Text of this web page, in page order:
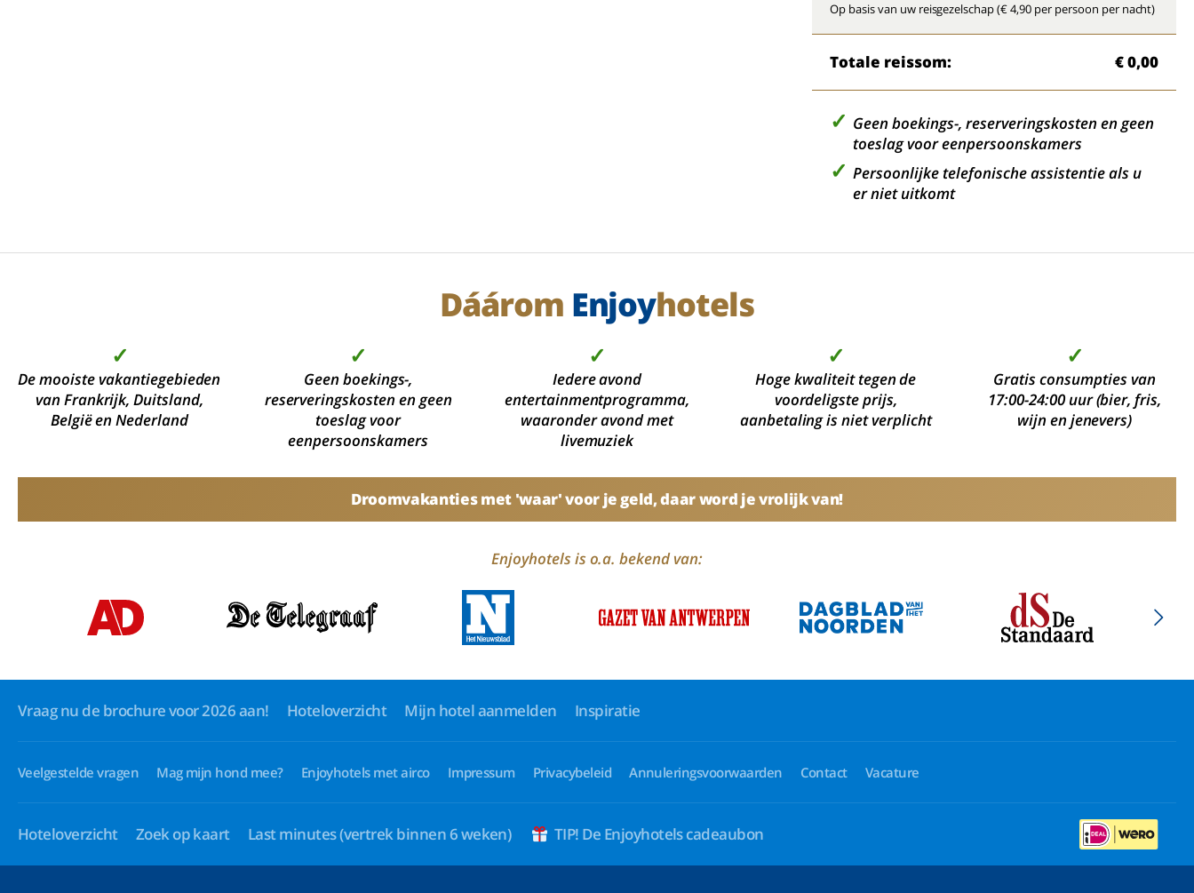
Op basis van uw reisgezelschap (€ 4,90 per persoon per nacht)
Totale reissom: € 0,00
Geen boekings-, reserveringskosten en geen
toeslag voor eenpersoonskamers
Persoonlijke telefonische assistentie als u
er niet uitkomt
Dáárom Enjoyhotels
✓
De mooiste vakantiegebieden
van Frankrijk, Duitsland,
België en Nederland
✓
Geen boekings-,
reserveringskosten en geen
toeslag voor
eenpersoonskamers
✓
Iedere avond
entertainmentprogramma,
waaronder avond met
livemuziek
✓
Hoge kwaliteit tegen de
voordeligste prijs,
aanbetaling is niet verplicht
✓
Gratis consumpties van
17:00-24:00 uur (bier, fris,
wijn en jenevers)
Droomvakanties met 'waar' voor je geld, daar word je vrolijk van!
Enjoyhotels is o.a. bekend van:
Vraag nu de brochure voor 2026 aan! Hoteloverzicht Mijn hotel aanmelden Inspiratie
Veelgestelde vragen Mag mijn hond mee? Enjoyhotels met airco Impressum Privacybeleid Annuleringsvoorwaarden Contact Vacature
Hoteloverzicht Zoek op kaart Last minutes(vertrek binnen 6 weken) TIP! De Enjoyhotels cadeaubon